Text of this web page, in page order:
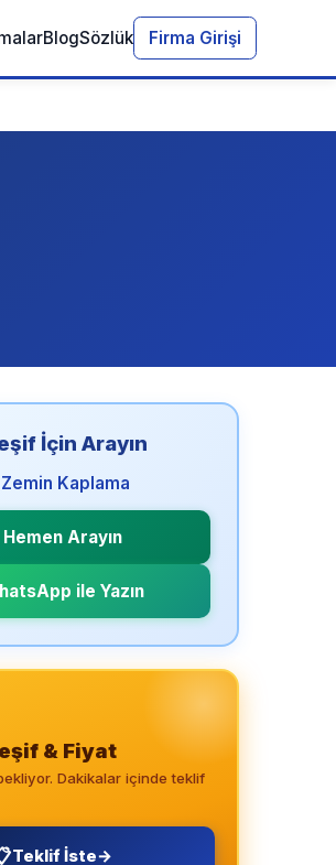
BlogSözlük Firma Girişi
İçin Arayın
Kaplama
Hemen Arayın
ile Yazın
& Fiyat
Dakikalar içinde teklif
Teklif İste→